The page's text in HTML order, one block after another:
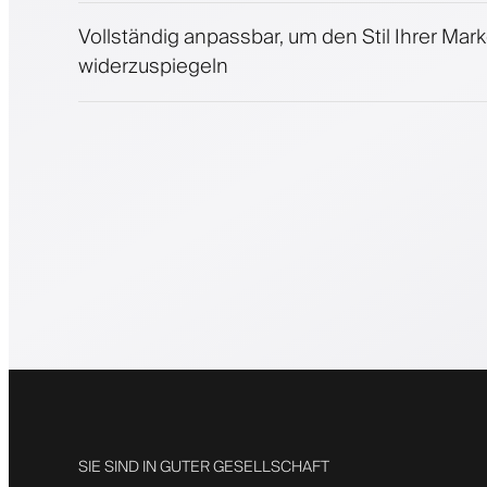
Vollständig anpassbar, um den Stil Ihrer
widerzuspiegeln
SIE SIND IN GUTER GESELLSCHAFT